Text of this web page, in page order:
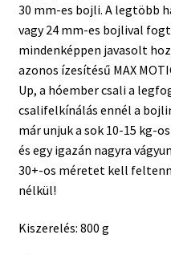
30 mm-es bojli. A legtöbb
vagy 24 mm-es bojlival
mindenképpen javasolt
azonos ízesítésű MAX
Up, a hóember csali a
csalifelkínálás ennél a
már unjuk a sok 10-15 kg-
és egy igazán nagyra
30+-os méretet kell
nélkül!
Kiszerelés: 800 g